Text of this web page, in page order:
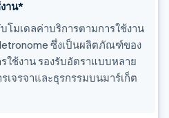
าน*
โมเดลค่าบริการตามการใช้งาน
ซึ่งเป็นผลิตภัณฑ์ของ
ช้งาน รองรับอัตราแบบหลาย
จรจาและธุรกรรมบนมาร์เก็ต